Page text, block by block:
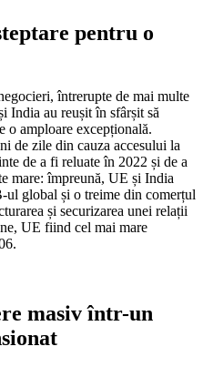
pentru o
întrerupte de mai multe
India au reușit în sfârșit să
o amploare excepțională.
de zile din cauza accesului la
de a fi reluate în 2022 și de a
mare: împreună, UE și India
ul global și o treime din comerțul
și securizarea unei relații
UE fiind cel mai mare
masiv într-un